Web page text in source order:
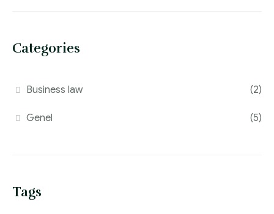
Categories
Business law (2)
Genel (5)
Tags